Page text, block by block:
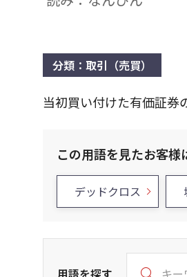
分類：取引（売買）
当初買い付けた有価証券
この用語を見たお客
デッドクロス
用語を探す